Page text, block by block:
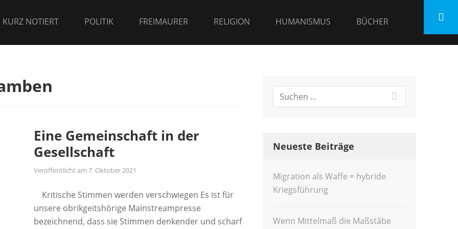
KURZ NOTIERT POLITIK FREIMAURER RELIGION HUMANISMUS BÜCHER
Eine Gemeinschaft in der
Gesellschaft
Veröffentlicht am 7. Oktober 2021
Kritische Stimmen werden verschwiegen Es ist für
unsere obrikgeitshörige Mainstreampresse
bezeichnend, dass sie Stimmen denkender und scharf
Neueste Beiträge
Migration als Waffe = hybride
Kriegsführung
Wenn Mittelmaß die Maßstäbe